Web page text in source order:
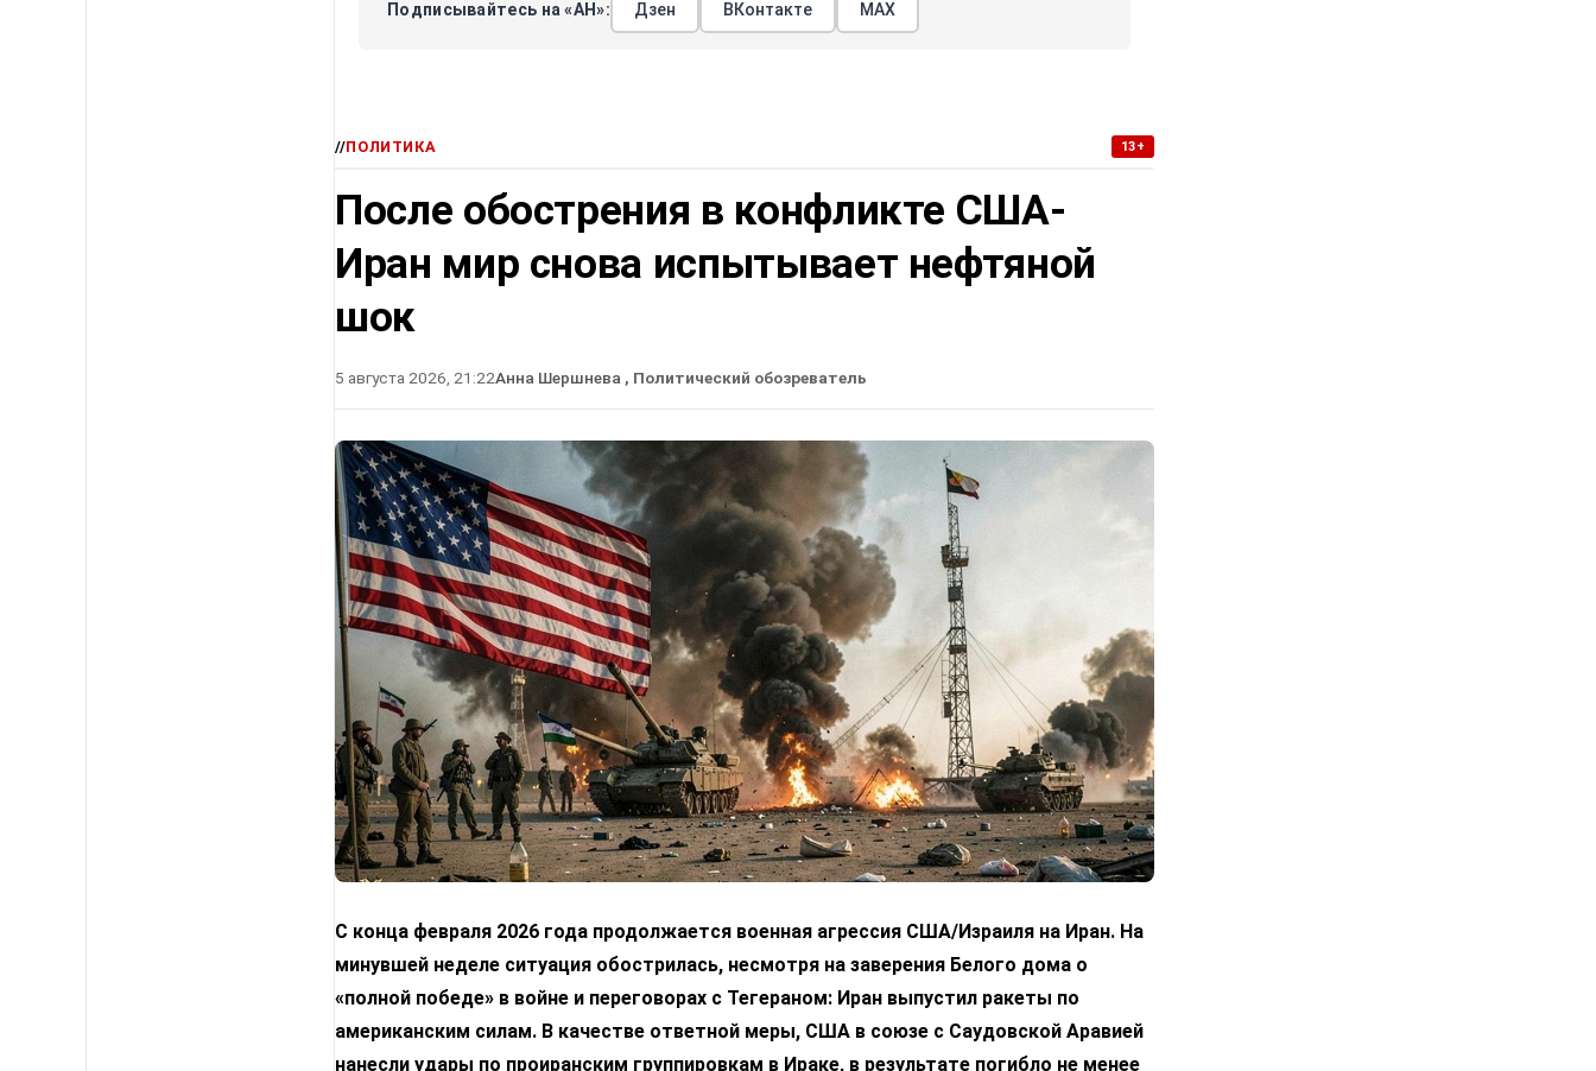
Подписывайтесь на «АН»: Дзен ВКонтакте МАХ
//ПОЛИТИКА 13+
После обострения в конфликте США-
Иран мир снова испытывает нефтяной
шок
5 августа 2026, 21:22Анна Шершнева , Политический обозреватель
С конца февраля 2026 года продолжается военная агрессия США/Израиля на Иран. На
минувшей неделе ситуация обострилась, несмотря на заверения Белого дома о
«полной победе» в войне и переговорах с Тегераном: Иран выпустил ракеты по
американским силам. В качестве ответной меры, США в союзе с Саудовской Аравией
нанесли удары по проиранским группировкам в Ираке, в результате погибло не менее